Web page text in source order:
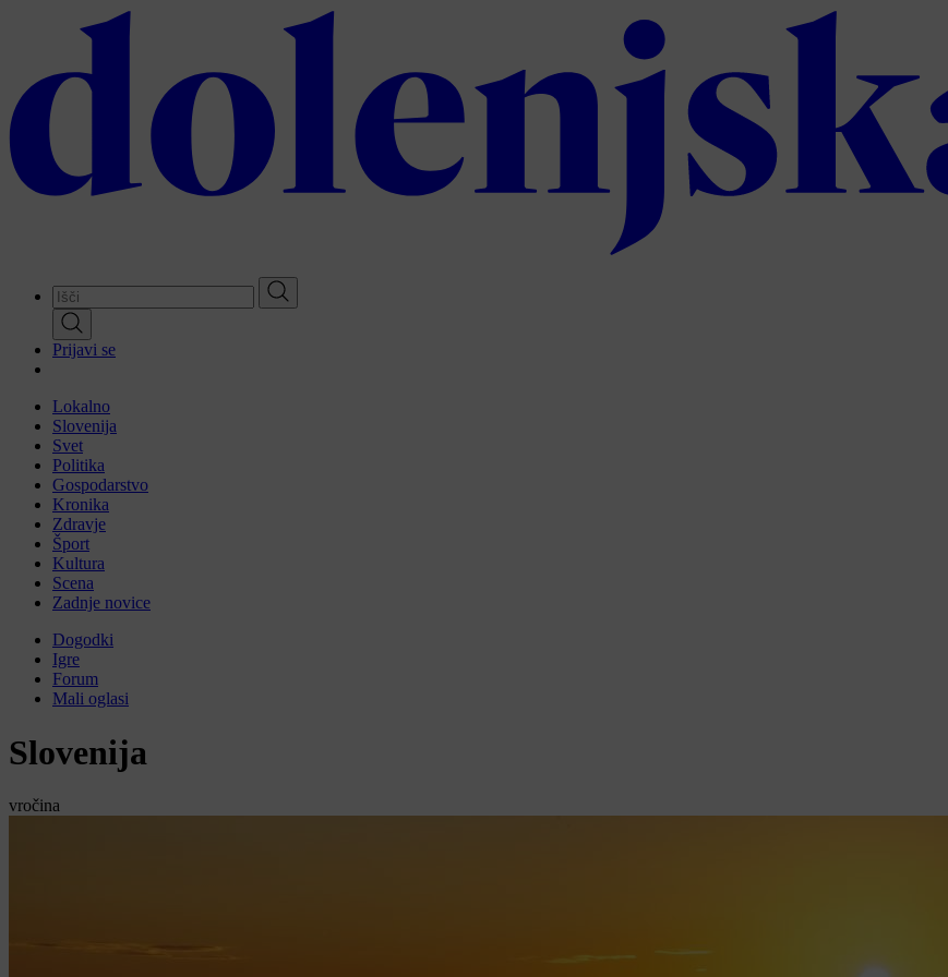
content
Prijavi se
Lokalno
Slovenija
Svet
Politika
Gospodarstvo
Kronika
Zdravje
Šport
Kultura
Scena
Zadnje novice
Dogodki
Igre
Forum
Mali oglasi
Slovenija
vročina